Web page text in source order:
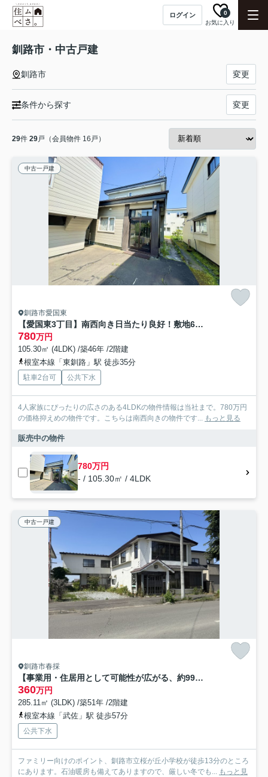
ログイン
お気に入り
0
釧路市・中古戸建
釧路市 変更
条件から探す 変更
29件 29戸（会員物件 16戸）
中古一戸建
釧路市愛国東
【愛国東3丁目】南西向き日当たり良好！敷地62坪超の広々4LDK戸建
780万円
105.30㎡ (4LDK) /築46年 /2階建
根室本線「東釧路」駅 徒歩35分
駐車2台可 公共下水
4人家族にぴったりの広さのある4LDKの物件情報は当社まで。780万円
の価格抑えめの物件です。こちらは南西向きの物件です... もっと見る
販売中の物件
780万円
- / 105.30㎡ / 4LDK
中古一戸建
釧路市春採
【事業用・住居用として可能性が広がる、約99.9坪のゆとりある店付住宅】
360万円
285.11㎡ (3LDK) /築51年 /2階建
根室本線「武佐」駅 徒歩57分
公共下水
ファミリー向けのポイント、釧路市立桜が丘小学校が徒歩13分のところ
にあります。石油暖房も備えてありますので、厳しい冬でも... もっと見